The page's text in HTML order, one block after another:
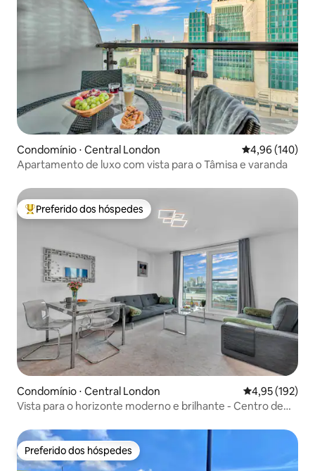
Condomínio ⋅ Central London 4,96 de uma
4,96 (140)
Apartamento de luxo com vista para o Tâmisa e varanda
Entre os melhores preferidos dos hóspedes
Preferido dos hóspedes
Condomínio ⋅ Central London 4,95 de uma
4,95 (192)
Vista para o horizonte moderno e brilhante - Centro de
Preferido dos hóspedes
Preferido dos hóspedes